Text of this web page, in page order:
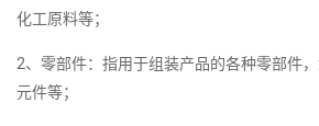
化工原料等；
2、零部件：指用于组装产品的各种零部件
元件等；